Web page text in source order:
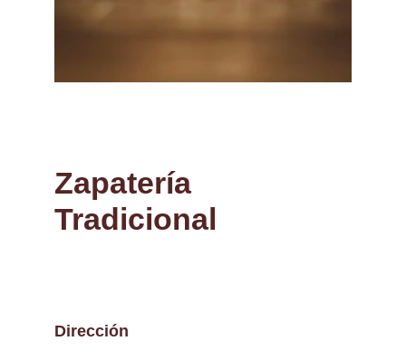
Zapatería
Tradicional
Dirección